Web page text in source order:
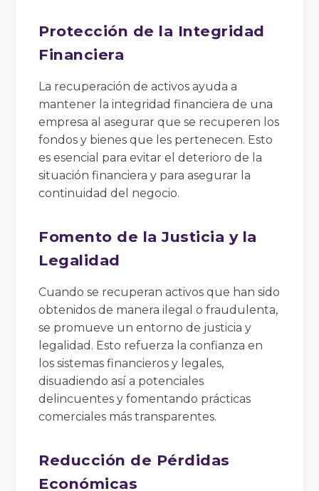
Protección de la Integridad
Financiera
La recuperación de activos ayuda a
mantener la integridad financiera de una
empresa al asegurar que se recuperen los
fondos y bienes que les pertenecen. Esto
es esencial para evitar el deterioro de la
situación financiera y para asegurar la
continuidad del negocio.
Fomento de la Justicia y la
Legalidad
Cuando se recuperan activos que han sido
obtenidos de manera ilegal o fraudulenta,
se promueve un entorno de justicia y
legalidad. Esto refuerza la confianza en
los sistemas financieros y legales,
disuadiendo así a potenciales
delincuentes y fomentando prácticas
comerciales más transparentes.
Reducción de Pérdidas
Económicas